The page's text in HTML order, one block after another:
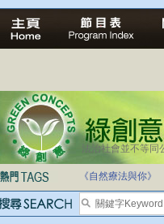
法治社會並不等同
自家教育合法化-
《自然療法與你》